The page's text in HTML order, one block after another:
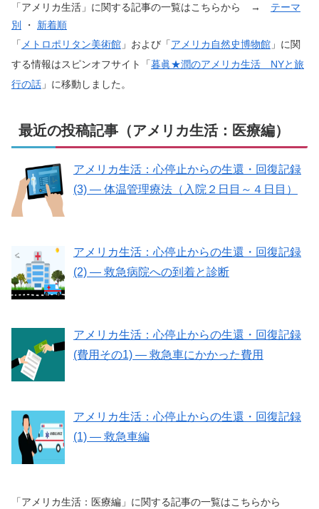
「アメリカ生活」に関する記事の一覧はこちらから → テーマ
別
・ 新着順
「 メトロポリタン美術館 」および「アメリカ自然史博物館 」に関
する情報はスピンオフサイト「暮眞★潤のアメリカ生活 NYと旅
行の話 」に移動しました。
最近の投稿記事（アメリカ生活：医療編）
アメリカ生活：心停止からの生還・回復記録
(3) — 体温管理療法（入院２日目～４日目）
アメリカ生活：心停止からの生還・回復記録
(2) — 救急病院への到着と診断
アメリカ生活：心停止からの生還・回復記録
(費用その1) — 救急車にかかった費用
アメリカ生活：心停止からの生還・回復記録
(1) — 救急車編
「アメリカ生活：医療編」に関する記事の一覧はこちらから